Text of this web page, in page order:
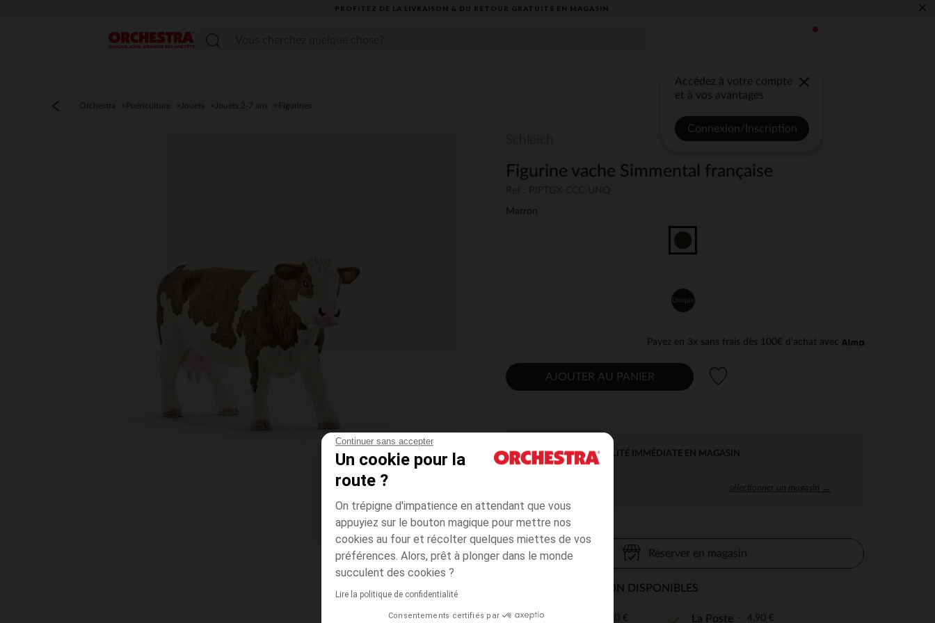
Continuer sans accepter
Un cookie pour la
route ?
On trépigne d'impatience en attendant que vous
appuyiez sur le bouton magique pour mettre nos
cookies au four et récolter quelques miettes de vos
préférences. Alors, prêt à plonger dans le monde
succulent des cookies ?
Lire la politique de confidentialité
Consentements certifiés par
PROFITEZ DE LA LIVRAISON & DU RETOUR GRATUITS EN MAGASIN​ ×
Menu
Accédez à votre compte
et à vos avantages
Connexion/Inscription
Orchestra Puériculture Jouets Jouets 2-7 ans Figurines
Figurine vache Simmental française
Marron
Unique
Payez en 3x sans frais dès 100€ d'achat avec
AJOUTER AU PANIER
DISPONIBILITÉ IMMÉDIATE EN MAGASIN
sélectionner un magasin →
Réserver en magasin
MODES DE LIVRAISON DISPONIBLES
Point Relais 4,90 € La Poste 4,90 €